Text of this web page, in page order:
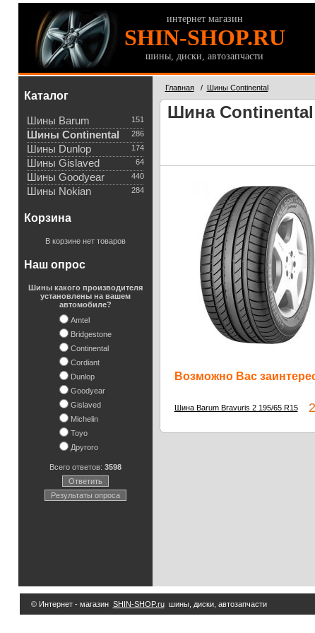
интернет магазин
SHIN-SHOP.RU
шины, диски, автозапчасти
Каталог
151
Шины Barum
286
Шины Continental
174
Шины Dunlop
64
Шины Gislaved
440
Шины Goodyear
284
Шины Nokian
Корзина
В корзине нет товаров
Наш опрос
Шины какого производителя
установлены на вашем
автомобиле?
Amtel
Bridgestone
Continental
Cordiant
Dunlop
Goodyear
Gislaved
Michelin
Toyo
Другого
Всего ответов: 3598
Ответить
Результаты опроса
Главная/ Шины Continental
Шина Continental
Возможно Вас
Шина Barum Bravuris 2 195/65 R152
© Интернет - магазин SHIN-SHOP.ruшины, диски, автозапчасти